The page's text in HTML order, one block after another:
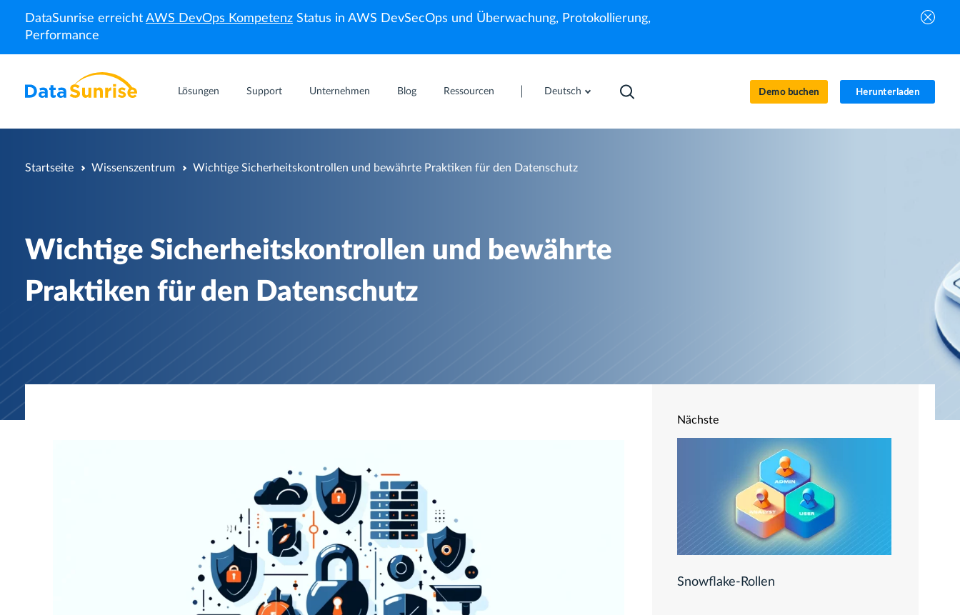
DataSunrise erreicht AWS DevOps Kompetenz Status in AWS DevSecOps und Überwachung, Protokollierung,
Performance
Lösungen Support Unternehmen Blog Ressourcen Deutsch Demo buchen Herunterladen
Startseite Wissenszentrum Wichtige Sicherheitskontrollen und bewährte Praktiken für den Datenschutz
Wichtige Sicherheitskontrollen und bewährte
Praktiken für den Datenschutz
Nächste
Snowflake-Rollen